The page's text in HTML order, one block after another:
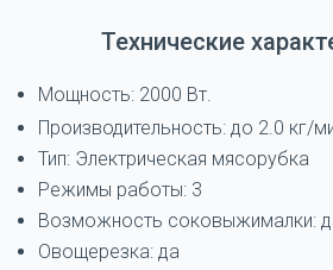
Технические
Мощность: 2000 Вт.
Производительность: до 2.0 кг/
Тип: Электрическая мясорубка
Режимы работы: 3
Возможность соковыжималки:
Овощерезка: да